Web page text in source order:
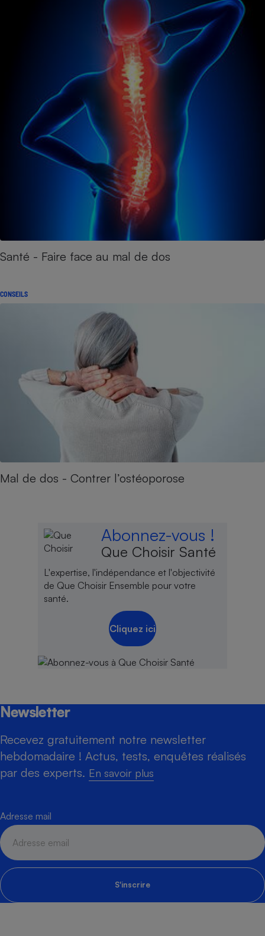
Santé - Faire face au mal de dos
CONSEILS
Mal de dos - Contrer l’ostéoporose
Abonnez-vous !
Que Choisir Santé
L'expertise, l'indépendance et l'objectivité
de Que Choisir Ensemble pour votre
santé.
Cliquez ici
Newsletter
Recevez gratuitement notre newsletter
hebdomadaire ! Actus, tests, enquêtes réalisés
par des experts. En savoir plus
Adresse mail
S'inscrire